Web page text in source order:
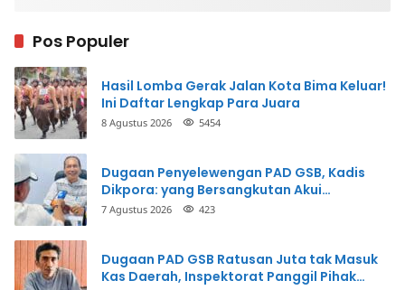
Pos Populer
Hasil Lomba Gerak Jalan Kota Bima Keluar!
Ini Daftar Lengkap Para Juara
8 Agustus 2026 5454
Dugaan Penyelewengan PAD GSB, Kadis
Dikpora: yang Bersangkutan Akui
Perbuatannya dan Siap Mengembalikan
7 Agustus 2026 423
Dugaan PAD GSB Ratusan Juta tak Masuk
Kas Daerah, Inspektorat Panggil Pihak